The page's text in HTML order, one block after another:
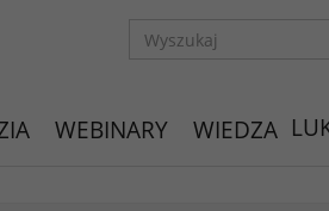
WEBINARY WIEDZA